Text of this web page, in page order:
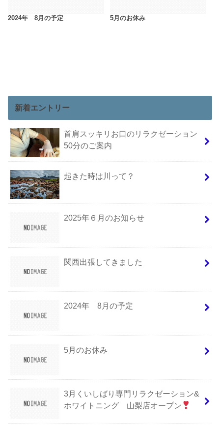
2024年 8月の予定 5月のお休み
新着エントリー
首肩スッキリお口のリラクゼーション
50分のご案内
起きた時は川って？
2025年６月のお知らせ
関西出張してきました
2024年 8月の予定
5月のお休み
3月くいしばり専門リラクゼーション&
ホワイトニング 山梨店オープン